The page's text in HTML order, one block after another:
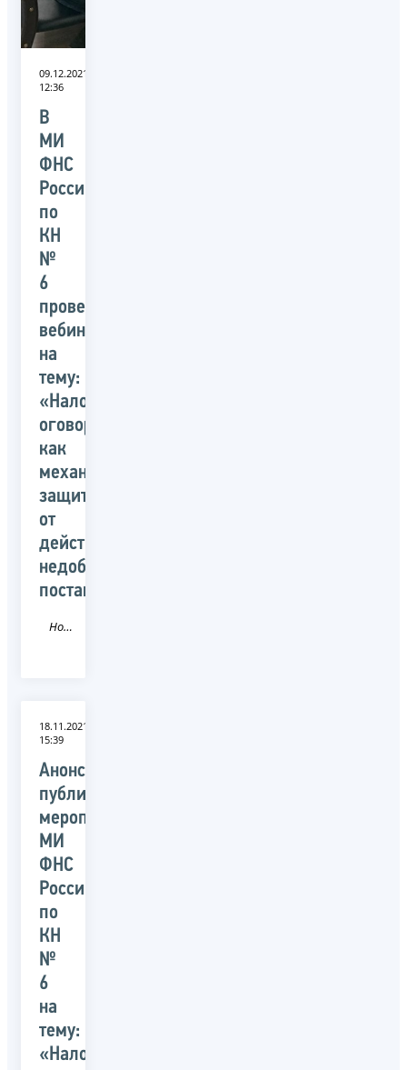
09.12.2021
12:36
В
МИ
ФНС
России
по
КН
№
6
провели
вебинар
на
тему:
«Налоговая
оговорка
как
механизм
защиты
от
действий
недобросовестных
поставщиков»
Новость
18.11.2021
15:39
Анонс
публичного
мероприятия
МИ
ФНС
России
по
КН
№
6
на
тему:
«Налоговая